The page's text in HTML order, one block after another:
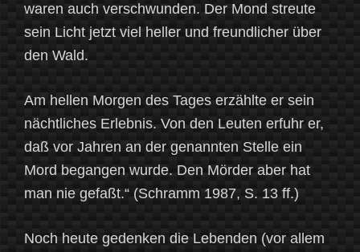
waren auch verschwunden. Der Mond streute
sein Licht jetzt viel heller und freundlicher über
den Wald.
Am hellen Morgen des Tages erzählte er sein
nächtliches Erlebnis. Von den Leuten erfuhr er,
daß vor Jahren an der genannten Stelle ein
Mord begangen wurde. Den Mörder aber hat
man nie gefaßt.“ (Schramm 1987, S. 13 ff.)
Noch heute gedenken die Lebenden (vor allem